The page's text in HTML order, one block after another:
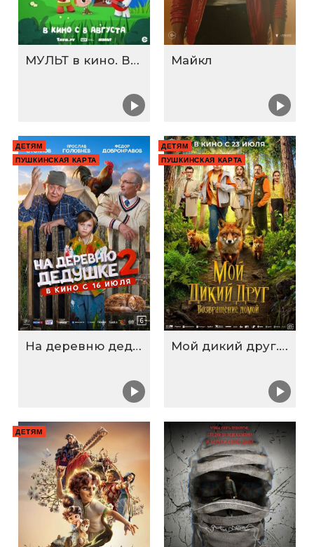
МУЛЬТ в кино. Выпуск №198. Некогда скучать Майкл
ДЕТЯМ
ПУШКИНСКАЯ КАРТА
На деревню дедушке 2
ДЕТЯМ
ПУШКИНСКАЯ КАРТА
Мой дикий друг. Возвращение домой
ДЕТЯМ